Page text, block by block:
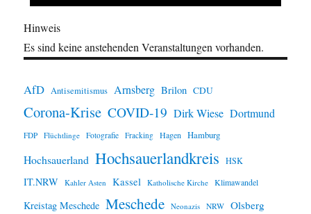
Hinweis
Es sind keine anstehenden Veranstaltungen vorhanden.
AfD Antisemitismus Arnsberg Brilon CDU
Corona-Krise COVID-19 Dirk Wiese Dortmund
FDP Flüchtlinge Fotografie Fracking Hagen Hamburg
Hochsauerland Hochsauerlandkreis HSK
IT.NRW Kahler Asten Kassel Katholische Kirche Klimawandel
Kreistag Meschede Meschede Neonazis NRW Olsberg